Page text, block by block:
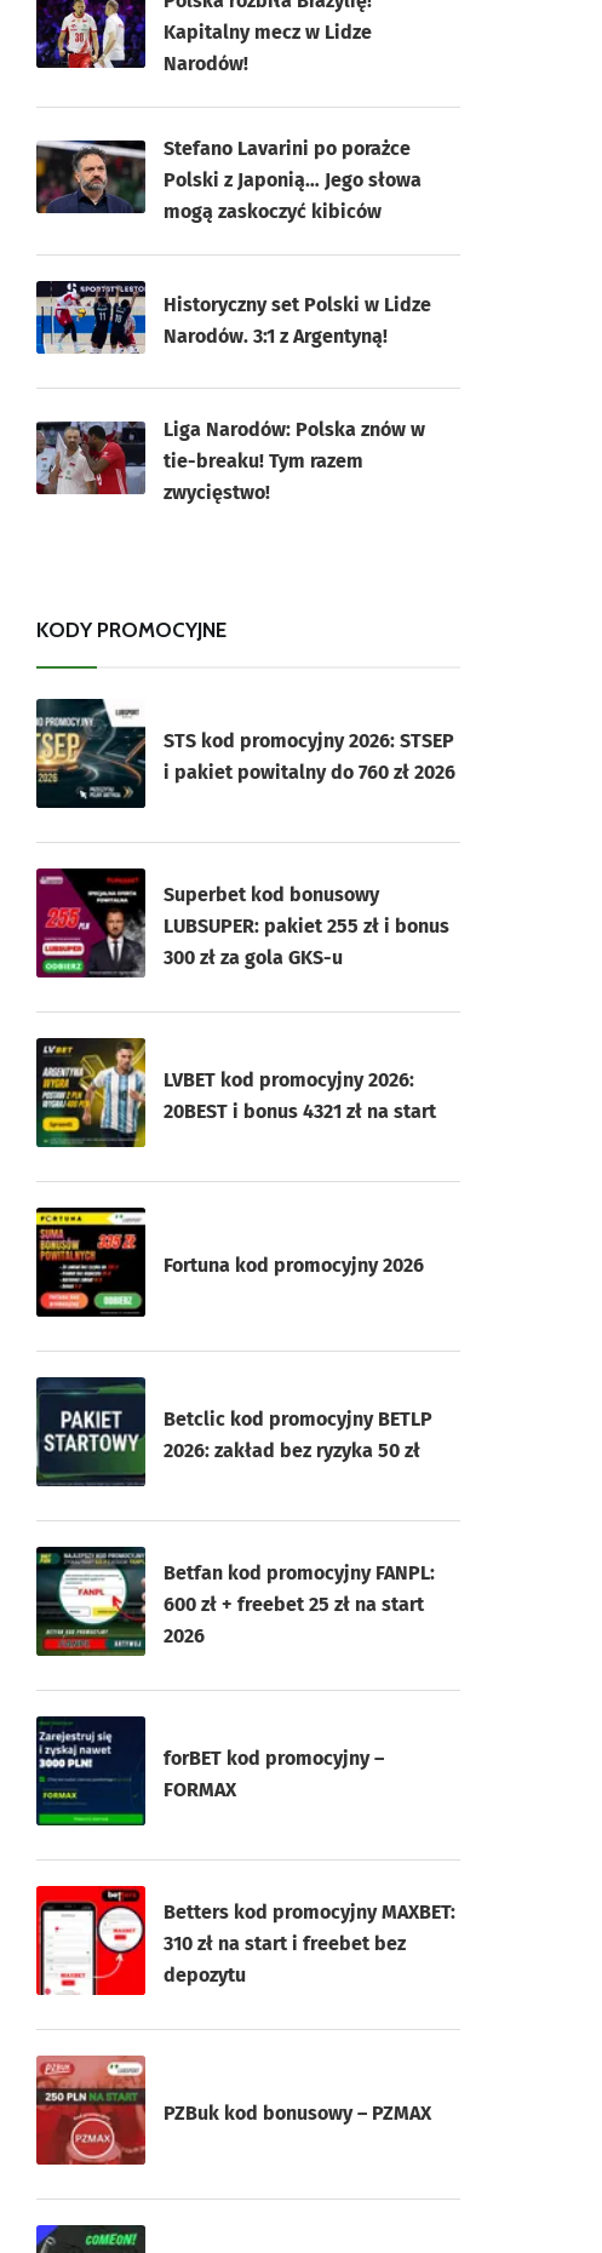
Kapitalny mecz w Lidze
Narodów!
Stefano Lavarini po porażce
Polski z Japonią… Jego słowa
mogą zaskoczyć kibiców
Historyczny set Polski w Lidze
Narodów. 3:1 z Argentyną!
Liga Narodów: Polska znów w
tie-breaku! Tym razem
zwycięstwo!
KODY PROMOCYJNE
STS kod promocyjny 2026: STSEP
i pakiet powitalny do 760 zł 2026
Superbet kod bonusowy
LUBSUPER: pakiet 255 zł i bonus
300 zł za gola GKS-u
LVBET kod promocyjny 2026:
20BEST i bonus 4321 zł na start
Fortuna kod promocyjny 2026
Betclic kod promocyjny BETLP
2026: zakład bez ryzyka 50 zł
Betfan kod promocyjny FANPL:
600 zł + freebet 25 zł na start
2026
forBET kod promocyjny –
FORMAX
Betters kod promocyjny MAXBET:
310 zł na start i freebet bez
depozytu
PZBuk kod bonusowy – PZMAX